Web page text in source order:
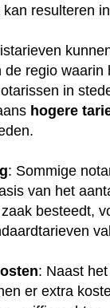
resulteren
de regio waarin
in
hogere
: Sommige
van het
besteedt,
: Naast
er extra